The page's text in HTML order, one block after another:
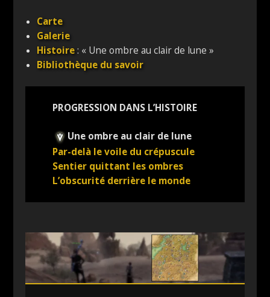
Carte
Galerie
Histoire: « Une ombre au clair de lune »
Bibliothèque du savoir
PROGRESSION DANS L’HISTOIRE
Une ombre au clair de lune
Par-delà le voile du crépuscule
Sentier quittant les ombres
L’obscurité derrière le monde